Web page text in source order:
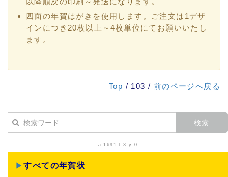
四面の年賀はがきを使用します。ご注文は1デザ
インにつき20枚以上～4枚単位にてお願いいたし
ます。
Top / 103 / 前のページへ戻る
a:1691 t:3 y:0
▶すべての年賀状